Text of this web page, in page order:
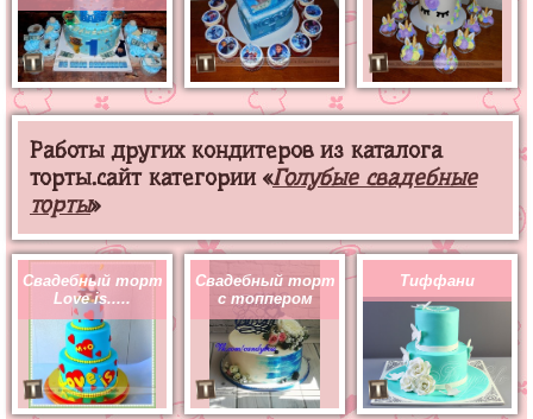
Работы других кондитеров из каталога
торты.сайт категории «Голубые свадебные
торты»
Свадебный торт
Love is.....
Свадебный торт
с топпером
Тиффани